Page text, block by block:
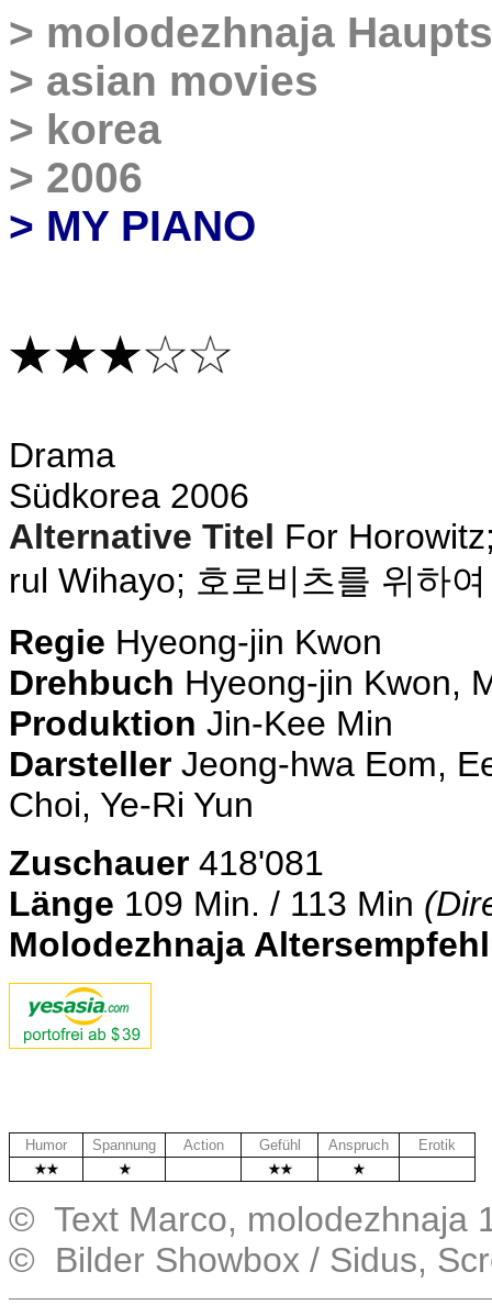
> molodezhnaja
> asian movies
> korea
> 2006
> MY PIANO
Drama
Südkorea 2006
Alternative Titel For
rul Wihayo; 호로비츠를 위하여
Regie Hyeong-jin Kwon
Drehbuch Hyeong-jin Kwon,
Produktion Jin-Kee Min
Darsteller Jeong-hwa Eom,
Choi, Ye-Ri Yun
Zuschauer 418'081
Länge 109 Min. / 113 Min
Molodezhnaja
Humor Spannung Action Gefühl Anspruch
Erotik
© Text Marco, molodezhnaja
© Bilder Showbox / Sidus,